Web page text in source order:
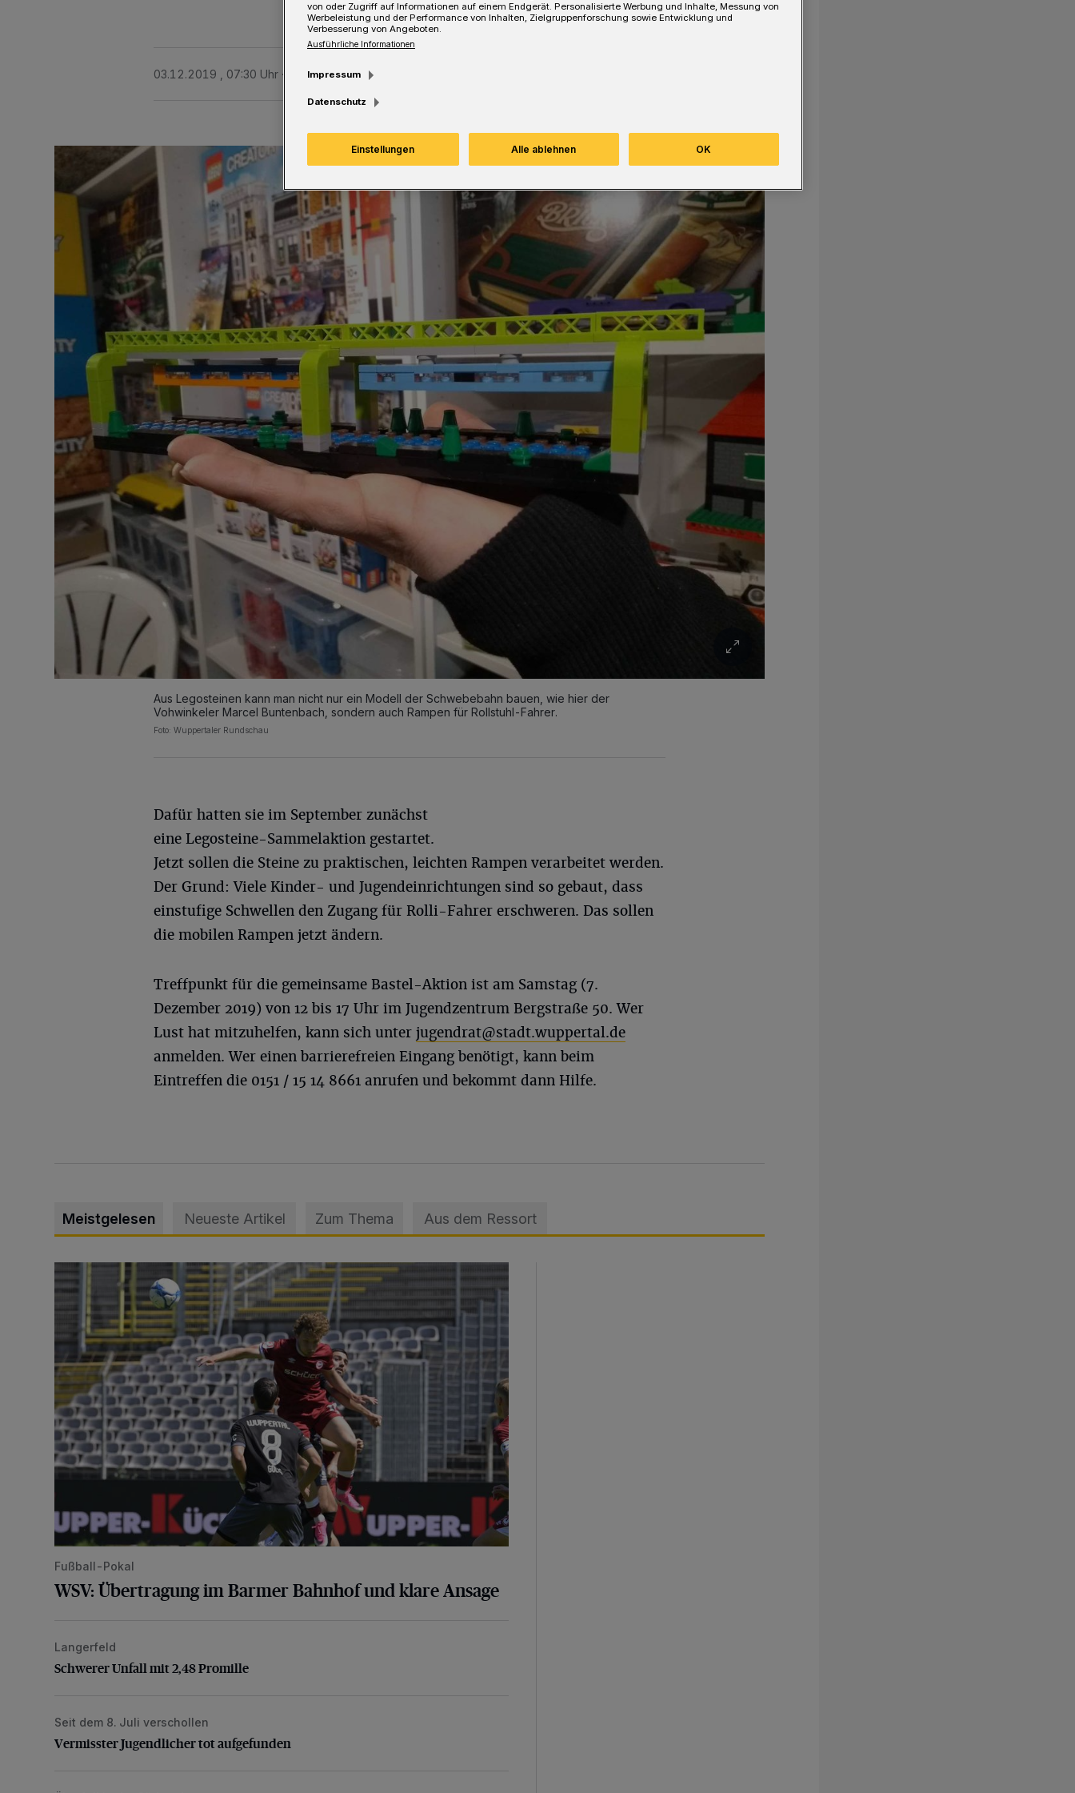
03.12.2019 , 07:30 Uhr Eine Minute Lesezeit
Aus Legosteinen kann man nicht nur ein Modell der Schwebebahn bauen, wie hier der
Vohwinkeler Marcel Buntenbach, sondern auch Rampen für Rollstuhl-Fahrer.
Foto: Wuppertaler Rundschau
Dafür hatten sie im September zunächst
eine Legosteine-Sammelaktion gestartet.
Jetzt sollen die Steine zu praktischen, leichten Rampen verarbeitet werden.
Der Grund: Viele Kinder- und Jugendeinrichtungen sind so gebaut, dass
einstufige Schwellen den Zugang für Rolli-Fahrer erschweren. Das sollen
die mobilen Rampen jetzt ändern.
Treffpunkt für die gemeinsame Bastel-Aktion ist am Samstag (7.
Dezember 2019) von 12 bis 17 Uhr im Jugendzentrum Bergstraße 50. Wer
Lust hat mitzuhelfen, kann sich unter jugendrat@stadt.wuppertal.de
anmelden. Wer einen barrierefreien Eingang benötigt, kann beim
Eintreffen die 0151 / 15 14 8661 anrufen und bekommt dann Hilfe.
Meistgelesen Neueste Artikel Zum Thema Aus dem Ressort
WSV: Übertragung im Barmer Bahnhof und klare Ansage
Fußball-Pokal
WSV: Übertragung im Barmer Bahnhof und klare Ansage
Schwerer Unfall mit 2,48 Promille
Langerfeld
Schwerer Unfall mit 2,48 Promille
Vermisster Jugendlicher tot aufgefunden
Seit dem 8. Juli verschollen
Vermisster Jugendlicher tot aufgefunden
von oder Zugriff auf Informationen auf einem Endgerät. Personalisierte Werbung und Inhalte, Messung von
Werbeleistung und der Performance von Inhalten, Zielgruppenforschung sowie Entwicklung und
Verbesserung von Angeboten.
Ausführliche Informationen
Impressum
Datenschutz
Einstellungen Alle ablehnen OK